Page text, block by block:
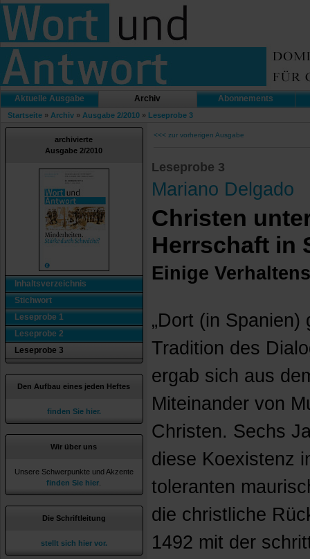
Aktuelle Ausgabe Archiv Abonnements
Startseite » Archiv » Ausgabe 2/2010 » Leseprobe 3
archivierte
Ausgabe 2/2010
Inhaltsverzeichnis
Stichwort
Leseprobe 1
Leseprobe 2
Leseprobe 3
Den Aufbau eines jeden Heftes
finden Sie hier.
Wir über uns
Unsere Schwerpunkte und Akzente
finden Sie hier
Die Schriftleitung
stellt sich hier vor.
<<< zur vorherigen Ausgabe
Leseprobe 3
Mariano Delgado
Christen
Herrschaft in
Einige
„Dort (in
Tradition des
ergab sich aus
Miteinander von
Christen. Sechs
diese Koexistenz
toleranten
die christliche
1492 mit der